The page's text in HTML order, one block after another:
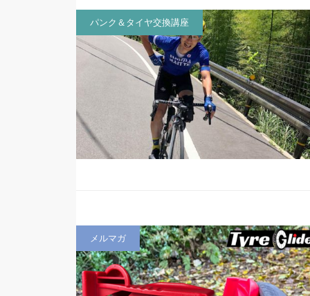
パンク＆タイヤ交換講座
メルマガ